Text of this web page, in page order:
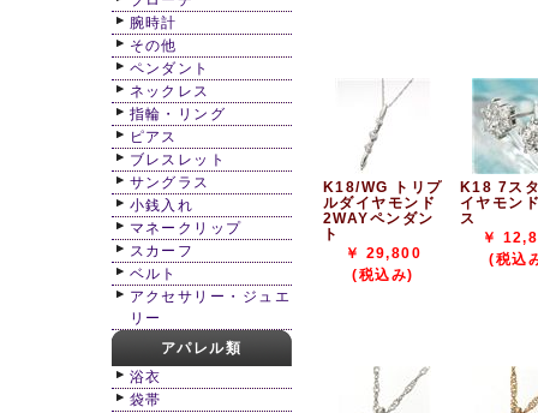
K18/WG トリプ
ルダイヤモンド
2WAYペンダン
ト
￥ 29,800
(税込み)
K18 7ス
イヤモン
ス
￥
(税込
腕時計
その他
ペンダント
ネックレス
指輪・リング
ピアス
ブレスレット
サングラス
小銭入れ
マネークリップ
スカーフ
ベルト
アクセサリー・ジュエ
リー
アパレル類
浴衣
袋帯